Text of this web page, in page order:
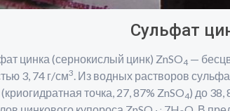
Сульфат
цинка (сернокислый цинк) ZnSO4 —
3, 74 г/см3. Из водных растворов
(криогидратная точка, 27, 87% ZnSO4) до 38,